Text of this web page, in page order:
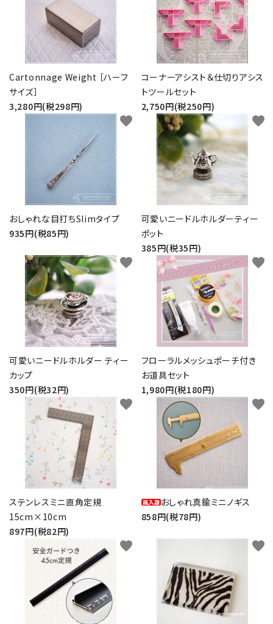
Cartonnage Weight ［ハーフ
サイズ］
3,280円(税298円)
コーナーアシスト＆仕切りアシス
トツールセット
2,750円(税250円)
おしゃれな目打ちSlimタイプ
935円(税85円)
favorite
可愛いニードルホルダーティー
ポット
385円(税35円)
favorite
可愛いニードルホルダー ティー
カップ
350円(税32円)
favorite
フローラルメッシュポーチ付き
お道具セット
1,980円(税180円)
favorite
ステンレスミニ直角定規
15cm×10cm
897円(税82円)
favorite
おしゃれ真鍮ミニノギス
858円(税78円)
favorite
favorite favorite